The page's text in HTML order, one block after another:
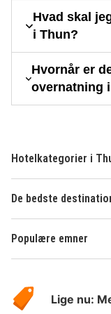
Hvad skal
i Thun?
Hvornår er
overnatning
Hotelkategorier i
De bedste
Populære emner
HotelSpecials
Lige nu: